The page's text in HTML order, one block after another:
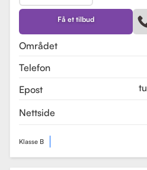
førerkortklasser,
og lastebil.
elevene de
og holdningene
kompetente
på nullvisjonen
god kvalitet på
AGERE
teorikurs og
Få et tilbud
Området
Telefon
Epost
Nettside
Klasse B